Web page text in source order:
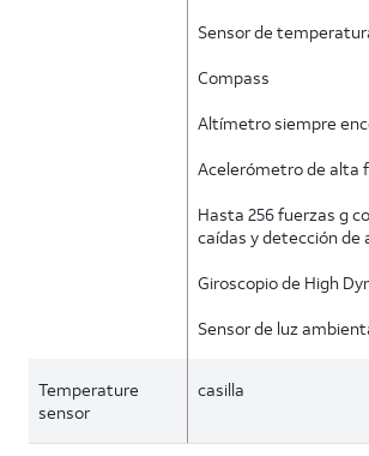
Sensor de
Compass
Altímetro siempre
Acelerómetro de alta
Hasta 256 fuerzas g
caídas y detección de
Giroscopio de High
Sensor de luz
Temperature
sensor
casilla